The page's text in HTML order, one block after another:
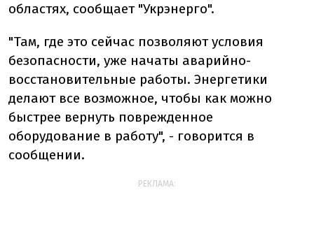
областях, сообщает "Укрэнерго".
"Там, где это сейчас позволяют условия
безопасности, уже начаты аварийно-
восстановительные работы. Энергетики
делают все возможное, чтобы как можно
быстрее вернуть поврежденное
оборудование в работу", - говорится в
сообщении.
РЕКЛАМА: